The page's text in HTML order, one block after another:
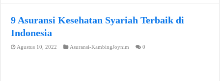
9 Asuransi Kesehatan Syariah Terbaik di
Indonesia
Agustus 10, 2022 Asuransi-KambingJoynim 0